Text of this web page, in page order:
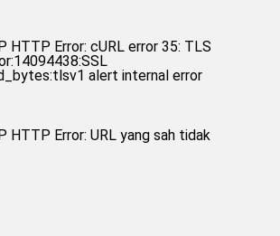
HTTP Error: cURL error 35: TLS
alert internal error
HTTP Error: URL yang sah tidak